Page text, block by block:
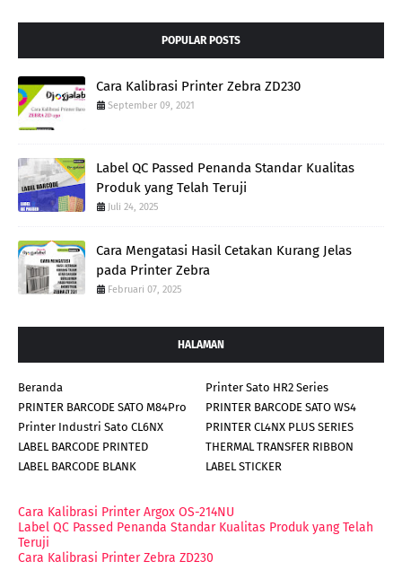
POPULAR POSTS
Cara Kalibrasi Printer Zebra ZD230
September 09, 2021
Label QC Passed Penanda Standar Kualitas
Produk yang Telah Teruji
Juli 24, 2025
Cara Mengatasi Hasil Cetakan Kurang Jelas
pada Printer Zebra
Februari 07, 2025
HALAMAN
Beranda
Printer Sato HR2 Series
PRINTER BARCODE SATO M84Pro
PRINTER BARCODE SATO WS4
Printer Industri Sato CL6NX
PRINTER CL4NX PLUS SERIES
LABEL BARCODE PRINTED
THERMAL TRANSFER RIBBON
LABEL BARCODE BLANK
LABEL STICKER
Cara Kalibrasi Printer Argox OS-214NU
Label QC Passed Penanda Standar Kualitas Produk yang Telah
Teruji
Cara Kalibrasi Printer Zebra ZD230